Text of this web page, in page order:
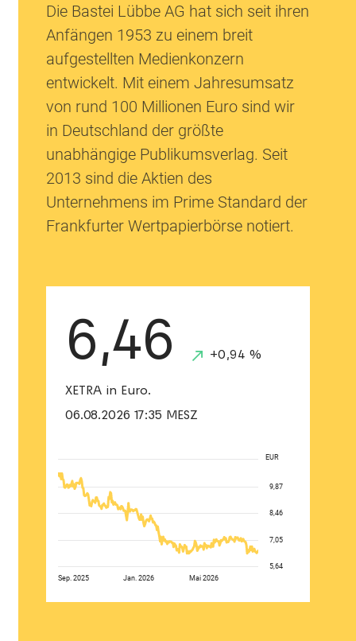
Die Bastei Lübbe AG hat sich seit ihren
Anfängen 1953 zu einem breit
aufgestellten Medienkonzern
entwickelt. Mit einem Jahresumsatz
von rund 100 Millionen Euro sind wir
in Deutschland der größte
unabhängige Publikumsverlag. Seit
2013 sind die Aktien des
Unternehmens im Prime Standard der
Frankfurter Wertpapierbörse notiert.